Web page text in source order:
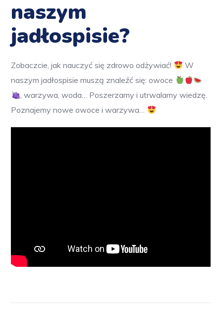
naszym
jadłospisie?
Zobaczcie, jak nauczyć się zdrowo odżywiać!
W
naszym jadłospisie muszą znaleźć się: owoce
, warzywa, woda… Poszerzamy i utrwalamy wiedzę.
Poznajemy nowe owoce i warzywa…